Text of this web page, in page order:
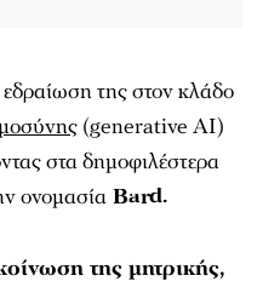
της στον κλάδο
(generative AI)
στα δημοφιλέστερα
ονομασία Bard.
της μητρικής,